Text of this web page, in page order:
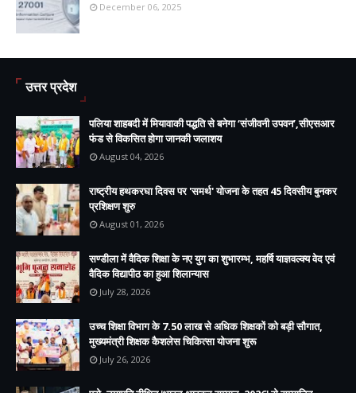
December 06, 2025
उत्तर प्रदेश
पलिया शाहबदी में मियावाकी पद्धति से बनेगा ‘संजीवनी उपवन’,सीएसआर
फंड से विकसित होगा जानकी जलाशय
August 04, 2026
राष्ट्रीय हथकरघा दिवस पर 'समर्थ' योजना के तहत 45 दिवसीय बुनकर
प्रशिक्षण शुरु
August 01, 2026
सण्डीला में वैदिक शिक्षा के नए युग का शुभारम्भ, महर्षि याज्ञवल्क्य वेद एवं
वैदिक विद्यापीठ का हुआ शिलान्यास
July 28, 2026
उच्च शिक्षा विभाग के 7.50 लाख से अधिक शिक्षकों को बड़ी सौगात,
मुख्यमंत्री शिक्षक कैशलेस चिकित्सा योजना शुरू
July 26, 2026